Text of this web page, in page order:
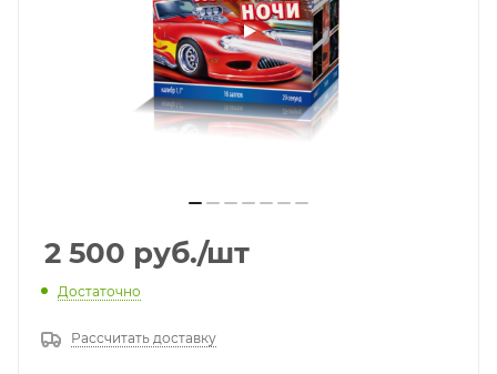
2 500 руб./шт
Достаточно
Рассчитать доставку